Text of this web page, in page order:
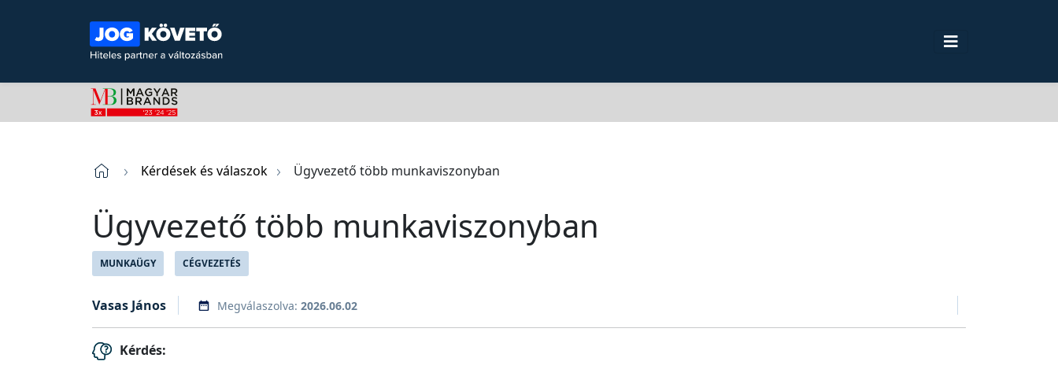
Kérdések és válaszok Ügyvezető több munkaviszonyban
Ügyvezető több munkaviszonyban
MUNKAÜGY CÉGVEZETÉS
Vasas János Megválaszolva: 2026.06.02
Kérdés: